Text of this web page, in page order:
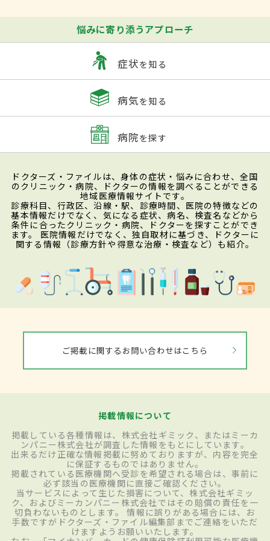
悩みに寄り添うアプローチ
症状を知る
病気を知る
病院を探す
ドクターズ・ファイルは、身体の症状・悩みに合わせ、全国
のクリニック・病院、ドクターの情報を調べることができる
地域医療情報サイトです。
診療科目、行政区、沿線・駅、診療時間、医院の特徴などの
基本情報だけでなく、気になる症状、病名、検査名などから
条件に合ったクリニック・病院、ドクターを探すことができ
ます。 医院情報だけでなく、独自取材に基づき、ドクターに
関する情報（診療方針や得意な治療・検査など）も紹介。
ご掲載に関するお問い合わせはこちら
掲載情報について
掲載している各種情報は、株式会社ギミック、またはミーカ
ンパニー株式会社が調査した情報をもとにしています。
出来るだけ正確な情報掲載に努めておりますが、内容を完全
に保証するものではありません。
掲載されている医療機関へ受診を希望される場合は、事前に
必ず該当の医療機関に直接ご確認ください。
当サービスによって生じた損害について、株式会社ギミッ
ク、およびミーカンパニー株式会社ではその賠償の責任を一
切負わないものとします。 情報に誤りがある場合には、お
手数ですがドクターズ・ファイル編集部までご連絡をいただ
けますようお願いいたします。